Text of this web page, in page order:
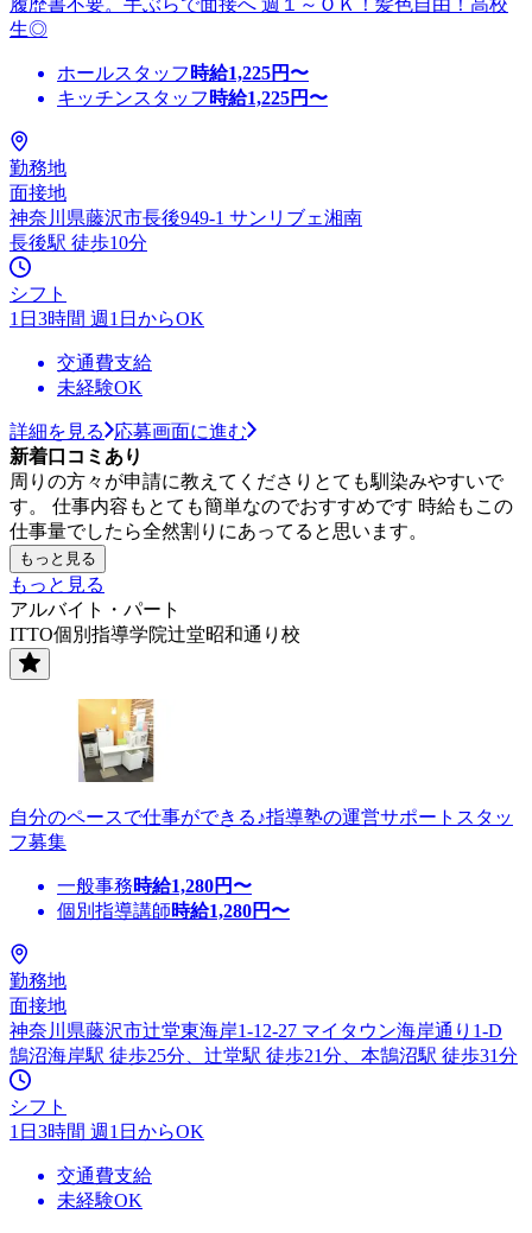
生◎
ホールスタッフ 時給1,225円〜
キッチンスタッフ 時給1,225円〜
勤務地
面接地
神奈川県藤沢市長後949-1 サンリブェ湘南
長後駅 徒歩10分
シフト
1日3時間 週1日からOK
交通費支給
未経験OK
詳細を見る
応募画面に進む
新着口コミあり
周りの方々が申請に教えてくださりとても馴染みやすいで
す。 仕事内容もとても簡単なのでおすすめです 時給もこの
仕事量でしたら全然割りにあってると思います。
もっと見る
もっと見る
アルバイト・パート
ITTO個別指導学院辻堂昭和通り校
自分のペースで仕事ができる♪指導塾の運営サポートスタッ
フ募集
一般事務時給1,280円〜
個別指導講師時給1,280円〜
勤務地
面接地
神奈川県藤沢市辻堂東海岸1-12-27 マイタウン海岸通り1-D
鵠沼海岸駅 徒歩25分、辻堂駅 徒歩21分、本鵠沼駅 徒歩31分
シフト
1日3時間 週1日からOK
交通費支給
未経験OK